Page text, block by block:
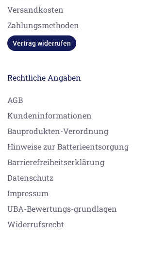
Versandkosten
Zahlungsmethoden
Vertrag widerrufen
Rechtliche Angaben
AGB
Kundeninformationen
Bauprodukten-Verordnung
Hinweise zur Batterieentsorgung
Barrierefreiheitserklärung
Datenschutz
Impressum
UBA-Bewertungs-grundlagen
Widerrufsrecht